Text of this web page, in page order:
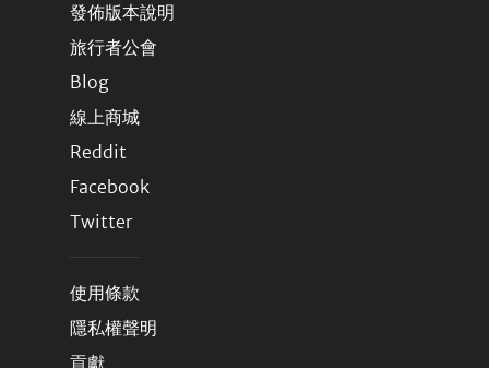
發佈版本說明
旅行者公會
Blog
線上商城
Reddit
Facebook
Twitter
使用條款
隱私權聲明
貢獻